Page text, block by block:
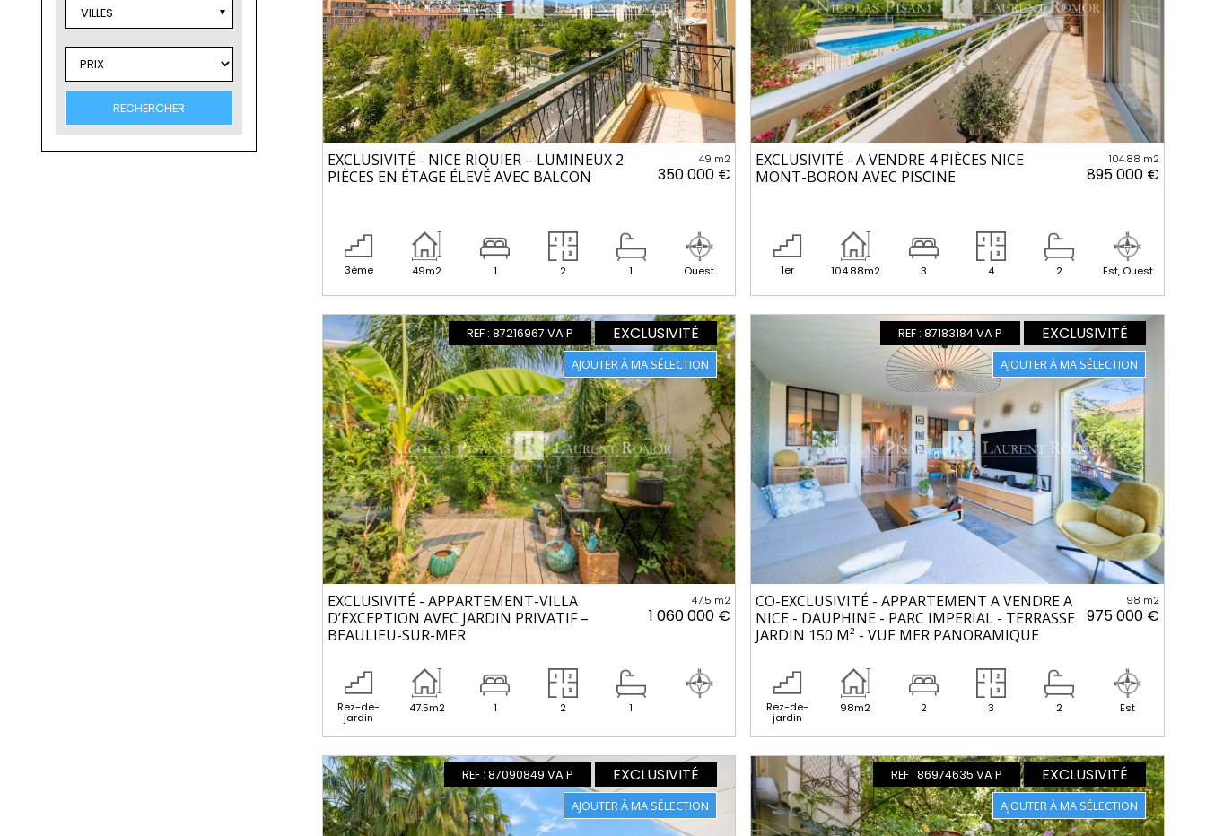
VILLES
EXCLUSIVITÉ - NICE RIQUIER – LUMINEUX 2
PIÈCES EN ÉTAGE ÉLEVÉ AVEC BALCON
49 m2
350 000 €
3ème 49m2 1 2 1 Ouest
EXCLUSIVITÉ - A VENDRE 4 PIÈCES NICE
MONT-BORON AVEC PISCINE
104.88 m2
895 000 €
1er 104.88m2 3 4 2 Est, Ouest
EXCLUSIVITÉ
REF : 87216967 VA P
EXCLUSIVITÉ - APPARTEMENT-VILLA
D’EXCEPTION AVEC JARDIN PRIVATIF –
BEAULIEU-SUR-MER
47.5 m2
1 060 000 €
Rez-de-
jardin
47.5m2 1 2 1
EXCLUSIVITÉ
REF : 87183184 VA P
CO-EXCLUSIVITÉ - APPARTEMENT A VENDRE A
NICE - DAUPHINE - PARC IMPERIAL - TERRASSE
JARDIN 150 M² - VUE MER PANORAMIQUE
98 m2
975 000 €
Rez-de-
jardin
98m2 2 3 2 Est
EXCLUSIVITÉ
REF : 87090849 VA P EXCLUSIVITÉ
REF : 86974635 VA P